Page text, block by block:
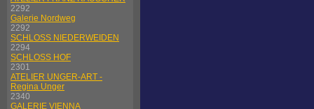
2292
Galerie Nordweg
2292
SCHLOSS NIEDERWEIDEN
2294
SCHLOSS HOF
2301
ATELIER UNGER-ART -
Regina Unger
2340
GALERIE VIENNA